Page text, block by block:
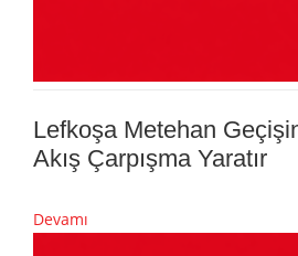
Lefkoşa Metehan
Akış Çarpışma Yaratır
Devamı